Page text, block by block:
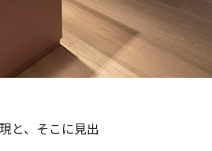
と、そこに見出